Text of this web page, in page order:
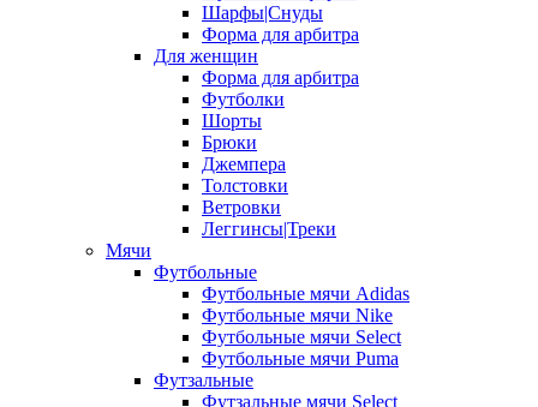
Шарфы|Снуды
Форма для арбитра
Для женщин
Форма для арбитра
Футболки
Шорты
Брюки
Джемпера
Толстовки
Ветровки
Леггинсы|Треки
Мячи
Футбольные
Футбольные мячи Adidas
Футбольные мячи Nike
Футбольные мячи Select
Футбольные мячи Puma
Футзальные
Футзальные мячи Select